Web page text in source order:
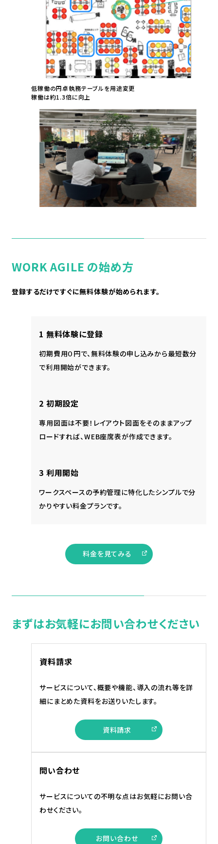
低稼働の円卓執務テーブルを用途変更
稼働は約1.3倍に向上
WORK AGILE の始め方
登録するだけですぐに無料体験が始められます。
1 無料体験に登録
初期費用０円で、無料体験の申し込みから最短数分
で利用開始ができます。
2 初期設定
専用図面は不要！レイアウト図面をそのままアップ
ロードすれば、WEB座席表が作成できます。
3 利用開始
ワークスペースの予約管理に特化したシンプルで分
かりやすい料金プランです。
料金を見てみる
まずはお気軽にお問い合わせください
資料請求
サービスについて、概要や機能、導入の流れ等を詳
細にまとめた資料をお送りいたします。
資料請求
問い合わせ
サービスについての不明な点はお気軽にお問い合
わせください。
お問い合わせ